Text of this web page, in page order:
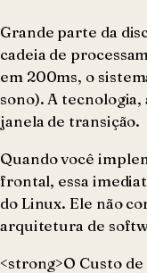
Grande parte da
cadeia de
em 200ms, o
sono). A
janela de transição.
Quando você
frontal, essa
do Linux. Ele não
arquitetura de
<strong>O Custo